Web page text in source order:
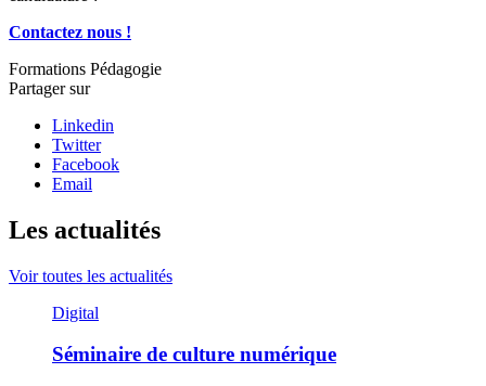
Contactez nous !
Formations Pédagogie
Partager sur
Linkedin
Twitter
Facebook
Email
Les actualités
Voir toutes les actualités
Digital
Séminaire de culture numérique